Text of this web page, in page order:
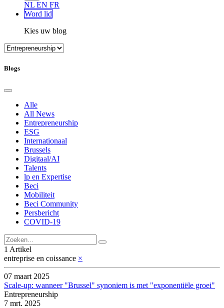
NL EN FR
Word lid
Kies uw blog
Blogs
Alle
All News
Entrepreneurship
ESG
Internationaal
Brussels
Digitaal/AI
Talents
lp en Expertise
Beci
Mobiliteit
Beci Community
Persbericht
COVID-19
1 Artikel
entreprise en coissance ×
07 maart 2025
Scale-up: wanneer "Brussel" synoniem is met "exponentiële groei"
Entrepreneurship
7 mrt. 2025